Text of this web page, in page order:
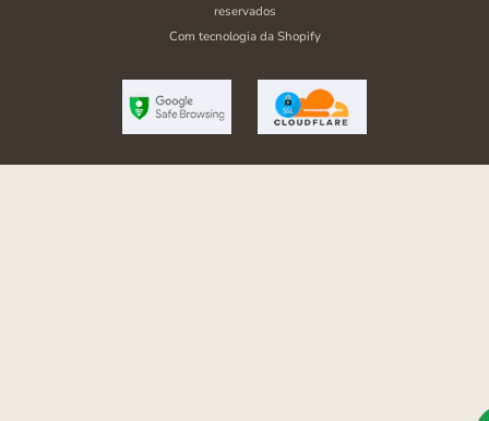
reservados
Com tecnologia da Shopify